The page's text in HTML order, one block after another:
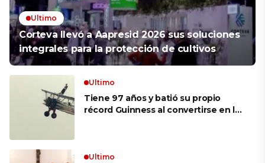
Ultimo
Corteva llevó a Aapresid 2026 sus soluciones
integrales para la protección de cultivos
Ultimo
Tiene 97 años y batió su propio
récord Guinness al convertirse en la
puedo’ no existen en mi vocabulario»
Ultimo